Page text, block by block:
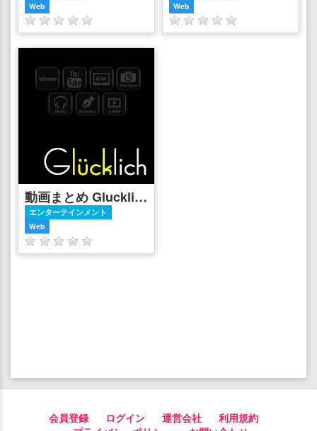
Web
Web
動画まとめ Glucklich
エンターテインメント
Web
会員登録 ログイン 運営会社
利用規約